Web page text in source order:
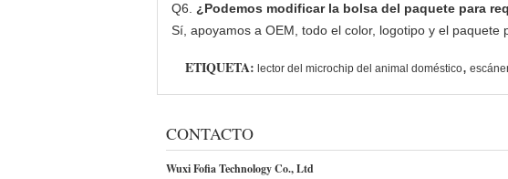
Q6. ¿Podemos modificar la bolsa del paquete para
Sí, apoyamos a OEM, todo el color, logotipo y el paquete
ETIQUETA: lector del microchip del animal doméstico,
CONTACTO
Wuxi Fofia Technology Co., Ltd